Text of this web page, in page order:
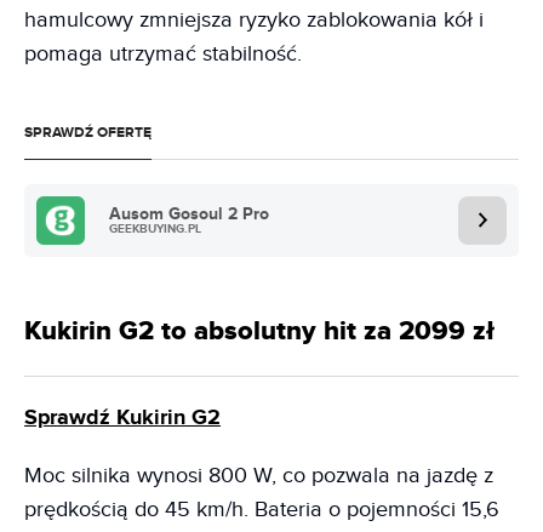
hamulcowy zmniejsza ryzyko zablokowania kół i
pomaga utrzymać stabilność.
SPRAWDŹ OFERTĘ
Ausom Gosoul 2 Pro
GEEKBUYING.PL
Kukirin G2 to absolutny hit za 2099 zł
Sprawdź Kukirin G2
Moc silnika wynosi 800 W, co pozwala na jazdę z
prędkością do 45 km/h. Bateria o pojemności 15,6